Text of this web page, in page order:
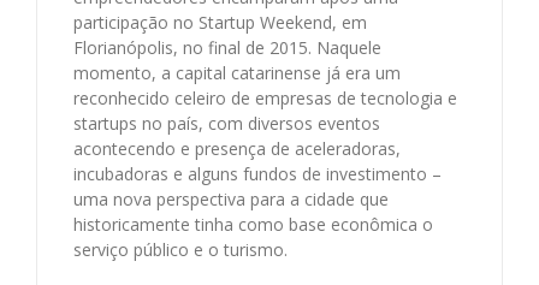
participação no Startup Weekend, em
Florianópolis, no final de 2015. Naquele
momento, a capital catarinense já era um
reconhecido celeiro de empresas de tecnologia e
startups no país, com diversos eventos
acontecendo e presença de aceleradoras,
incubadoras e alguns fundos de investimento –
uma nova perspectiva para a cidade que
historicamente tinha como base econômica o
serviço público e o turismo.